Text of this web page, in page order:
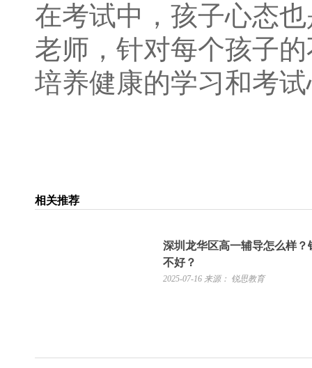
在考试中，孩子心态
老师，针对每个孩子
培养健康的学习和考
相关推荐
深圳龙华区高一辅导怎么样？
不好？
2025-07-16 来源： 锐思教育